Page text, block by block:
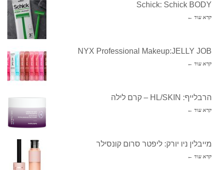
Schick: Schick BODY
קרא עוד ←
NYX Professional Makeup:JELLY JOB
קרא עוד ←
הרבלייף: HL/SKIN – קרם לילה
קרא עוד ←
מייבלין ניו יורק: ליפטר סרום קונסילר
קרא עוד ←